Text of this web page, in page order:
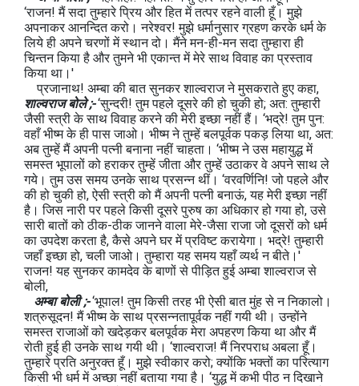
‘राजन! मैं सदा तुम्हारे प्रिय और हित में तत्पर रहने वाली हूँ। मुझे
अपनाकर आनन्दित करो। नरेश्‍वर! मुझे धर्मानुसार ग्रहण करके धर्म के
लिये ही अपने चरणों में स्थान दो। मैंने मन-ही-मन सदा तुम्हारा ही
चिन्तन किया है और तुमने भी एकान्त में मेरे साथ विवाह का प्रस्ताव
किया था।'
प्रजानाथ! अम्बा की बात सुनकर शाल्वराज ने मुसकराते हुए कहा,
शाल्वराज बोले ;-‘सुन्दरी! तुम पहले दूसरे की हो चुकी हो; अत: तुम्हारी
जैसी स्त्री के साथ विवाह करने की मेरी इच्छा नहीं हैं। ‘भद्रे! तुम पुन:
वहाँ भीष्‍म के ही पास जाओ। भीष्‍म ने तुम्हें बलपूर्वक पकड़ लिया था, अत:
अब तुम्हें मैं अपनी पत्नी बनाना नहीं चाहता। ‘भीष्‍म ने उस महायुद्ध में
समस्त भूपालों को हराकर तुम्हें जीता और तुम्हें उठाकर वे अपने साथ ले
गये। तुम उस समय उनके साथ प्रसन्न थीं। ‘वरवर्णिनि! जो पहले और
की हो चुकी हो, ऐसी स्त्री को मैं अपनी पत्नी बनाऊं, यह मेरी इच्छा नहीं
है। जिस नारी पर पहले किसी दूसरे पुरुष का अधिकार हो गया हो, उसे
सारी बातों को ठीक-ठीक जानने वाला मेरे-जैसा राजा जो दूसरों को धर्म
का उपदेश करता है, कैसे अपने घर में प्रविष्‍ट करायेगा। भद्रे! तुम्हारी
जहाँ इच्छा हो, चली जाओ। तुम्हारा यह समय यहाँ व्यर्थ न बीते।'
राजन! यह सुनकर कामदेव के बाणों से पीड़ित हुई अम्बा शाल्वराज से
बोली,
अम्बा बोली ;-‘भूपाल! तुम किसी तरह भी ऐसी बात मुंह से न निकालो।
शत्रुसूदन! मैं भीष्‍म के साथ प्रसन्नतापूर्वक नहीं गयी थी। उन्होंने
समस्त राजाओं को खदेड़कर बलपूर्वक मेरा अपहरण किया था और मैं
रोती हुई ही उनके साथ गयी थी। ‘शाल्वराज! मैं निरपराध अबला हूँ।
तुम्हारे प्रति अनुरक्त हूँ। मुझे स्वीकार करो; क्योंकि भक्तों का परित्याग
किसी भी धर्म में अच्छा नहीं बताया गया है। ‘युद्ध में कभी पीठ न दिखाने